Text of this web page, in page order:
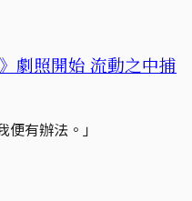
劇照開始 流動之中捕
便有辦法。」